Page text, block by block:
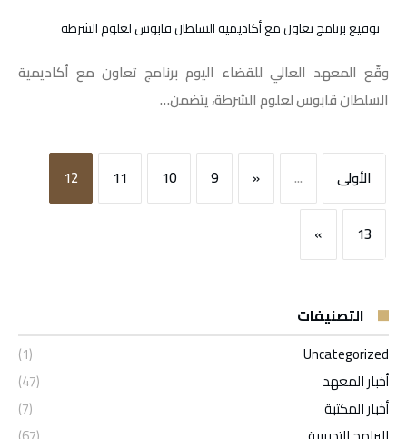
توقيع برنامج تعاون مع أكاديمية السلطان قابوس لعلوم الشرطة
وقّع المعهد العالي للقضاء اليوم برنامج تعاون مع أكاديمية
السلطان قابوس لعلوم الشرطة، يتضمن…
‫الأولى‬ ...
«
9
10
11
12
13
»
التصنيفات
Uncategorized
(1)
أخبار المعهد
(47)
أخبار المكتبة
(7)